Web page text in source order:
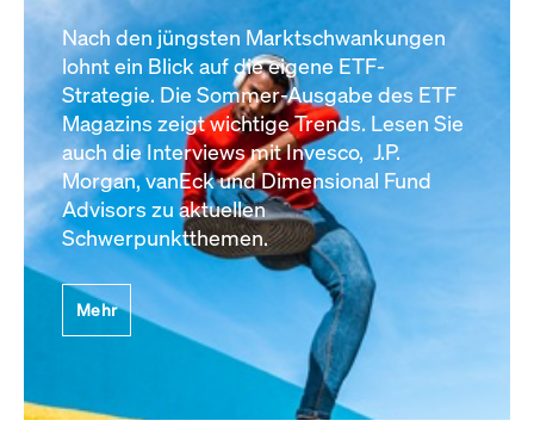
Nach den jüngsten Marktschwankungen
lohnt ein Blick auf die eigene ETF-
Strategie. Die Sommer-Ausgabe des ETF
Magazins zeigt wichtige Trends. Lesen Sie
auch die Interviews mit Invesco, J.P.
Morgan, vanEck und Dimensional Fund
Advisors zu aktuellen
Schwerpunktthemen.
Mehr